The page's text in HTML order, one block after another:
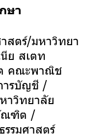
ษา
สตร์/มหาวิทยา
ย สเตท
คณะพาณิช
ารบัญชี /
าวิทยาลัย
ณฑิต /
รมศาสตร์